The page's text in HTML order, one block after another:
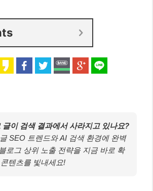
이 검색 결과에서 사라지고 있나요?
SEO 트렌드와 AI 검색 환경에 완벽
로그 상위 노출 전략을 지금 바로 확
텐츠를 빛내세요!